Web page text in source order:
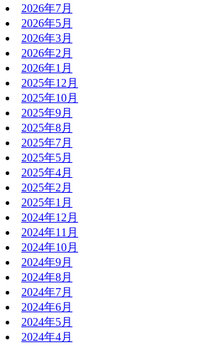
2026年7月
2026年5月
2026年3月
2026年2月
2026年1月
2025年12月
2025年10月
2025年9月
2025年8月
2025年7月
2025年5月
2025年4月
2025年2月
2025年1月
2024年12月
2024年11月
2024年10月
2024年9月
2024年8月
2024年7月
2024年6月
2024年5月
2024年4月